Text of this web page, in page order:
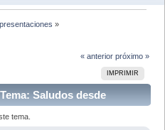
»
« anterior próximo »
IMPRIMIR
Tema: Saludos desde
7204 veces)
tema.